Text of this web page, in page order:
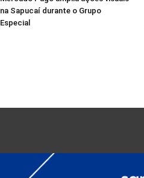
na Sapucaí durante o Grupo
Especial